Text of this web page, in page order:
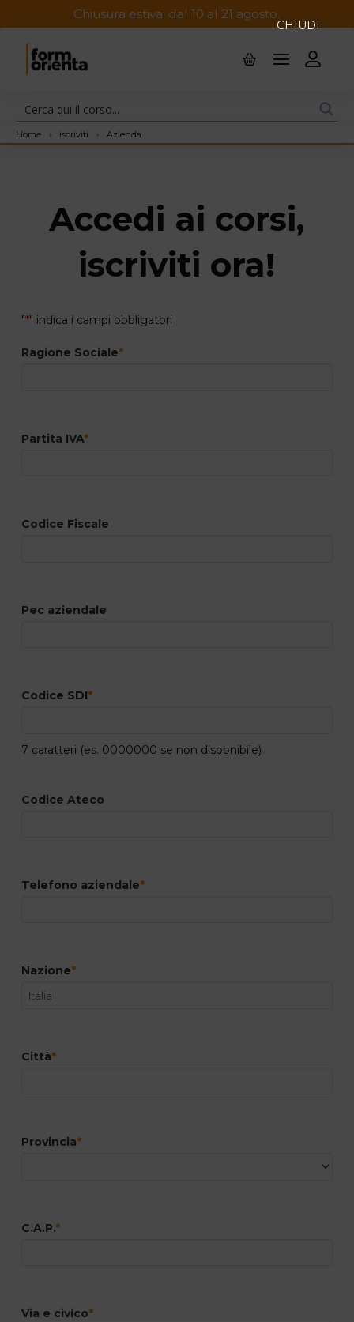
Chiusura estiva: dal 10 al 21 agosto.
Home › iscriviti › Azienda
Accedi ai corsi,
iscriviti ora!
"*" indica i campi obbligatori
Ragione Sociale*
Partita IVA*
Codice Fiscale
Pec aziendale
Codice SDI*
7 caratteri (es. 0000000 se non disponibile)
Codice Ateco
Telefono aziendale*
Nazione*
Città*
Provincia*
C.A.P.*
Via e civico*
CHIUDI